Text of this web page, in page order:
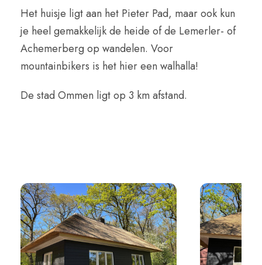
Het huisje ligt aan het Pieter Pad, maar ook kun
je heel gemakkelijk de heide of de Lemerler- of
Achemerberg op wandelen. Voor
mountainbikers is het hier een walhalla!
De stad Ommen ligt op 3 km afstand.